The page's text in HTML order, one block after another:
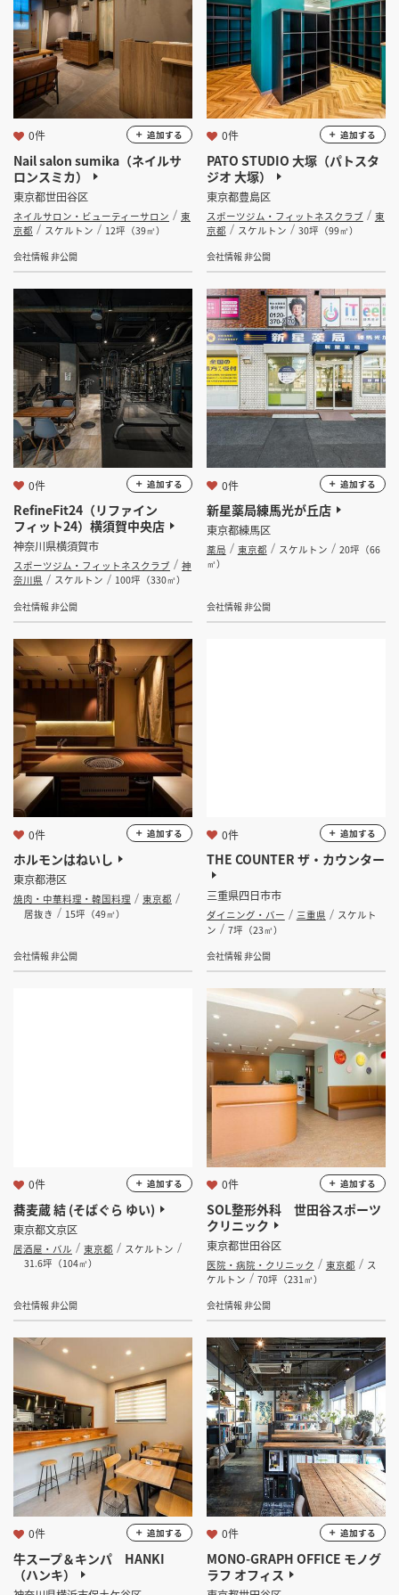
Nail salon sumika（ネイルサ
ロンスミカ）
東京都世田谷区
ネイルサロン・ビューティーサロン
東
京都
スケルトン
12坪（39㎡）
会社情報 非公開
0件 追加する
PATO STUDIO 大塚（パトスタ
ジオ 大塚）
東京都豊島区
スポーツジム・フィットネスクラブ
東
京都
スケルトン
30坪（99㎡）
会社情報 非公開
0件 追加する
RefineFit24（リファイン
フィット24）横須賀中央店
神奈川県横須賀市
スポーツジム・フィットネスクラブ
神
奈川県
スケルトン
100坪（330㎡）
会社情報 非公開
0件 追加する
新星薬局練馬光が丘店
東京都練馬区
薬局 東京都 スケルトン
20坪（66
㎡）
会社情報 非公開
0件 追加する
ホルモンはねいし
東京都港区
焼肉・中華料理・韓国料理
東京都
居抜き
15坪（49㎡）
会社情報 非公開
0件 追加する
THE COUNTER ザ・カウンター
三重県四日市市
ダイニング・バー 三重県
スケルト
ン
7坪（23㎡）
会社情報 非公開
0件 追加する
蕎麦蔵 結 (そばぐら ゆい)
東京都文京区
居酒屋・バル 東京都
スケルトン
31.6坪（104㎡）
会社情報 非公開
0件 追加する
SOL整形外科 世田谷スポーツ
クリニック
東京都世田谷区
医院・病院・クリニック 東京都
ス
ケルトン
70坪（231㎡）
会社情報 非公開
0件 追加する
牛スープ＆キンパ HANKI
（ハンキ）
0件 追加する
MONO-GRAPH OFFICE モノグ
ラフ オフィス
0件 追加する